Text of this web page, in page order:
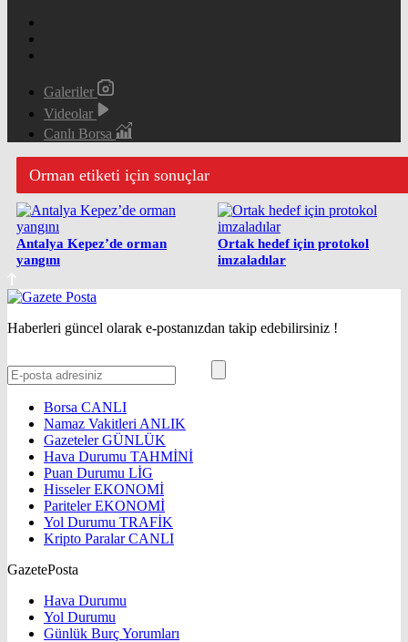
Galeriler
Videolar
Canlı Borsa
Orman etiketi için sonuçlar
Antalya Kepez’de orman
yangını
Ortak hedef için protokol
imzaladılar
Haberleri güncel olarak e-postanızdan takip edebilirsiniz !
Borsa CANLI
Namaz Vakitleri ANLIK
GazetelerGÜNLÜK
Hava Durumu TAHMİNİ
Puan Durumu LİG
HisselerEKONOMİ
ParitelerEKONOMİ
Yol Durumu TRAFİK
Kripto ParalarCANLI
GazetePosta
Hava Durumu
Yol Durumu
Günlük Burç Yorumları